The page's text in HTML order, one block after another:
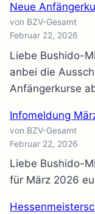
Neue
von BZV-Gesamt
Februar 22, 2026
Liebe Bushido-
anbei die
Anfängerkurse
Infomeldung
von BZV-Gesamt
Februar 22, 2026
Liebe Bushido-
für März 2026